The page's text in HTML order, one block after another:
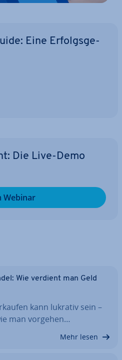
Eine Er­folgs­ge­
Die Live-Demo
Webinar
Wie verdient man Geld
kann lukrativ sein –
man vorgehen…
Mehr lesen